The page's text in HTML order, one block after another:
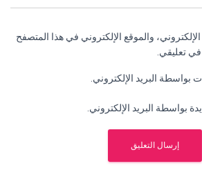
والموقع الإلكتروني في هذا المتصفح
في تعليقي.
بواسطة البريد الإلكتروني.
بواسطة البريد الإلكتروني.